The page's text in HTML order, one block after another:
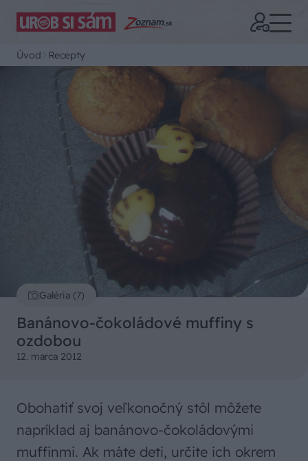
Úvod Recepty
Galéria (7)
Banánovo-čokoládové muffiny s
ozdobou
12. marca 2012
Obohatiť svoj veľkonočný stôl môžete
napríklad aj banánovo-čokoládovými
muffinmi. Ak máte deti, určite ich okrem